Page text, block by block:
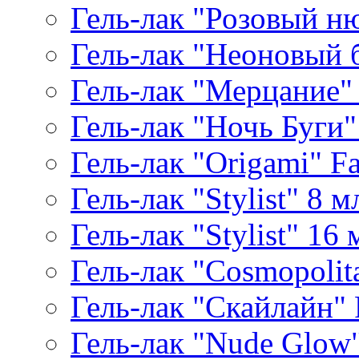
Гель-лак "Розовый
Гель-лак "Неоновый
Гель-лак
Гель-лак "Ночь
Гель-лак "Origami"
Гель-лак "Stylist" 8
Гель-лак "Stylist" 16
Гель-лак
Гель-лак "Скайлайн"
Гель-лак "Nude